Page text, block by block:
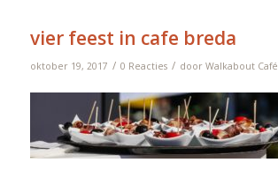
vier feest in cafe breda
oktober 19, 2017 / 0 Reacties / door Walkabout Café